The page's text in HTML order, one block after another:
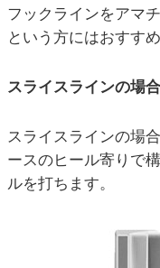
フックラインをアマ
という方にはおすす
スライスラインの場合
スライスラインの場
ースのヒール寄りで
ルを打ちます。